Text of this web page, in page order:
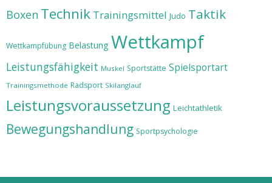
Boxen Technik Trainingsmittel Judo Taktik
Wettkampfübung Belastung Wettkampf
Leistungsfähigkeit Muskel Sportstätte Spielsportart
Trainingsmethode Radsport Skilanglauf
Leistungsvoraussetzung Leichtathletik
Bewegungshandlung Sportpsychologie